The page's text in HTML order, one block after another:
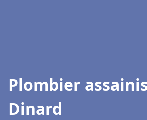
Plombier
Dinard